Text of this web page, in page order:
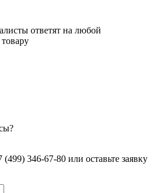
ответят на любой
346-67-80 или оставьте заявку